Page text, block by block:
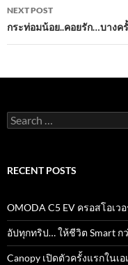
NEXT POST
กระท่อมน้อย..คอยรัก…บางค
Search
for:
RECENT POSTS
OMODA C5 EV ครอสโอเว
อัปทุกทริป… ให้ชีวิต Smart ก
Canopy เปิดตัวครั้งแรกในเ